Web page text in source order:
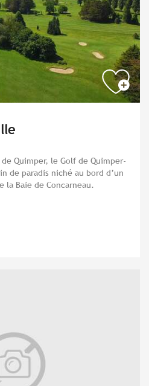
Quimper, le Golf de Quimper-
de paradis niché au bord d’un
la Baie de Concarneau.